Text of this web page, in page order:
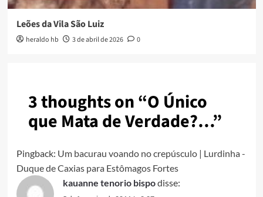
Leões da Vila São Luiz
heraldo hb 3 de abril de 2026 0
3 thoughts on “O Único
que Mata de Verdade?…”
Pingback: Um bacurau voando no crepúsculo | Lurdinha -
Duque de Caxias para Estômagos Fortes
kauanne tenorio bispodisse: